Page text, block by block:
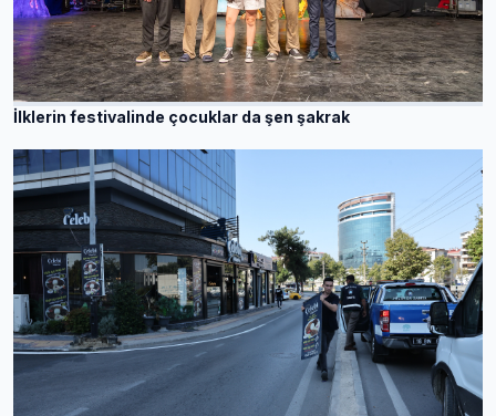
İlklerin festivalinde çocuklar da şen şakrak